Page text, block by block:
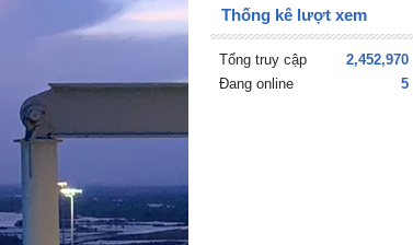
Thống kê lượt xem
Tổng truy cập
2,452,970
Đang online
5